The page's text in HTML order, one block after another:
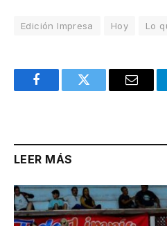
Edición Impresa Hoy Lo
FacebookTwitter Email
LEER MÁS